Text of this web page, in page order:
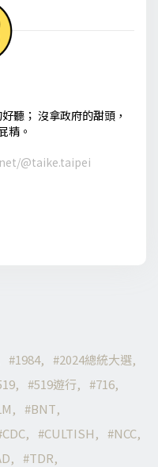
聽； 沒拿政府的甜頭，
精。
@taike.taipei
1984
2024總統大選
519遊行
716
BNT
CDC CULTISH
NCC
TDR